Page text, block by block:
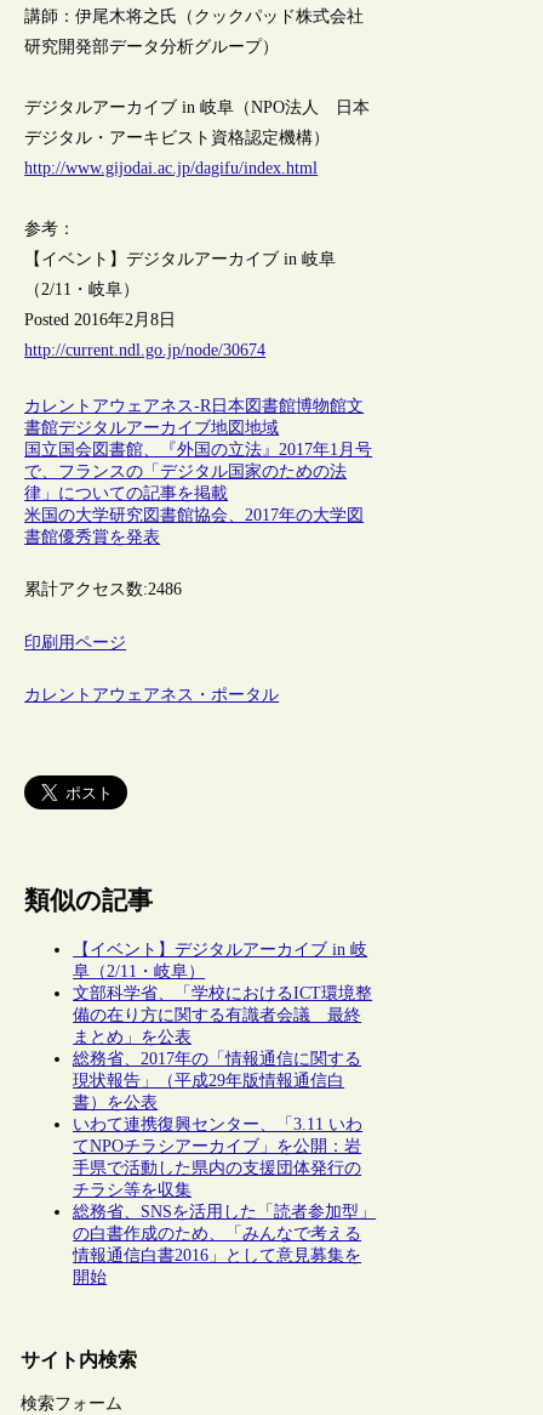
講師：伊尾木将之氏（クックパッド株式会社
研究開発部データ分析グループ）
デジタルアーカイブ in 岐阜（NPO法人 日本
デジタル・アーキビスト資格認定機構）
http://www.gijodai.ac.jp/dagifu/index.html
参考：
【イベント】デジタルアーカイブ in 岐阜
（2/11・岐阜）
Posted 2016年2月8日
http://current.ndl.go.jp/node/30674
カレントアウェアネス-R日本 図書館博物館文
書館デジタルアーカイブ地図地域
国立国会図書館、『外国の立法』2017年1月号
で、フランスの「デジタル国家のための法
律」についての記事を掲載
米国の大学研究図書館協会、2017年の大学図
書館優秀賞を発表
累計アクセス数:2486
印刷用ページ
カレントアウェアネス・ポータル
類似の記事
【イベント】デジタルアーカイブ in 岐
阜（2/11・岐阜）
文部科学省、「学校におけるICT環境整
備の在り方に関する有識者会議 最終
まとめ」を公表
総務省、2017年の「情報通信に関する
現状報告」（平成29年版情報通信白
書）を公表
いわて連携復興センター、「3.11 いわ
てNPOチラシアーカイブ」を公開：岩
手県で活動した県内の支援団体発行の
チラシ等を収集
総務省、SNSを活用した「読者参加型」
の白書作成のため、「みんなで考える
情報通信白書2016」として意見募集を
開始
サイト内検索
検索フォーム